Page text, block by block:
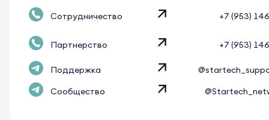
Сотрудничество +7 (953)
Партнерство +7 (953)
Поддержка
Сообщество